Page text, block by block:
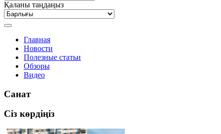
Қаланы таңдаңыз
Главная
Новости
Полезные статьи
Обзоры
Видео
Санат
Сіз көрдіңіз